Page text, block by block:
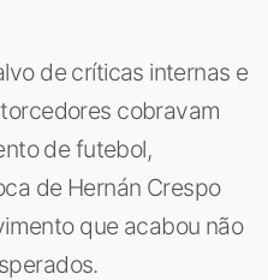
de críticas internas e
cobravam
de futebol,
de Hernán Crespo
que acabou não